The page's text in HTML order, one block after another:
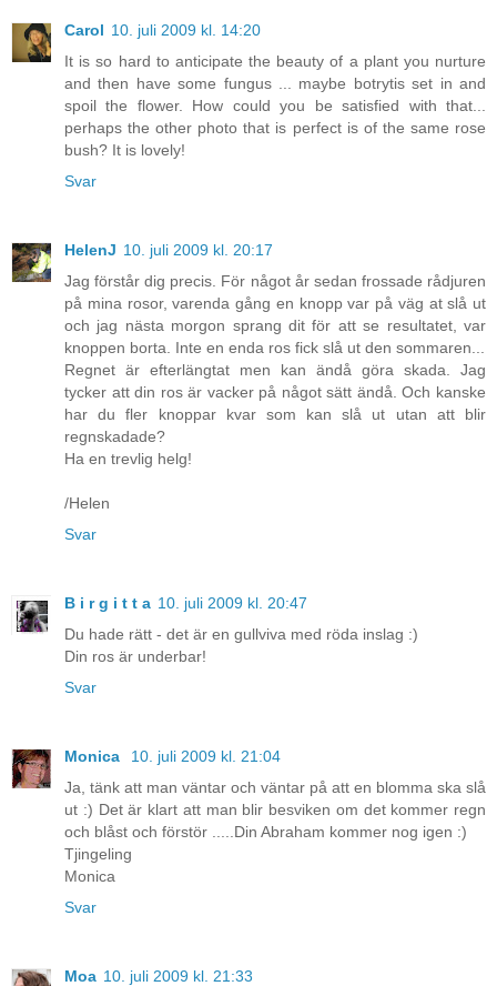
Carol 10. juli 2009 kl. 14:20
It is so hard to anticipate the beauty of a plant you nurture
and then have some fungus ... maybe botrytis set in and
spoil the flower. How could you be satisfied with that...
perhaps the other photo that is perfect is of the same rose
bush? It is lovely!
Svar
HelenJ 10. juli 2009 kl. 20:17
Jag förstår dig precis. För något år sedan frossade rådjuren
på mina rosor, varenda gång en knopp var på väg at slå ut
och jag nästa morgon sprang dit för att se resultatet, var
knoppen borta. Inte en enda ros fick slå ut den sommaren...
Regnet är efterlängtat men kan ändå göra skada. Jag
tycker att din ros är vacker på något sätt ändå. Och kanske
har du fler knoppar kvar som kan slå ut utan att blir
regnskadade?
Ha en trevlig helg!
/Helen
Svar
B i r g i t t a 10. juli 2009 kl. 20:47
Du hade rätt - det är en gullviva med röda inslag :)
Din ros är underbar!
Svar
Monica
10. juli 2009 kl. 21:04
Ja, tänk att man väntar och väntar på att en blomma ska slå
ut :) Det är klart att man blir besviken om det kommer regn
och blåst och förstör .....Din Abraham kommer nog igen :)
Tjingeling
Monica
Svar
Moa 10. juli 2009 kl. 21:33